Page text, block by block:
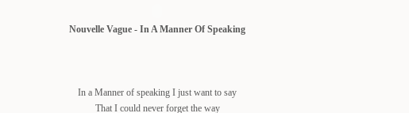
Nouvelle Vague - In A Manner Of Speaking
In a Manner of speaking I just want to say
That I could never forget the way